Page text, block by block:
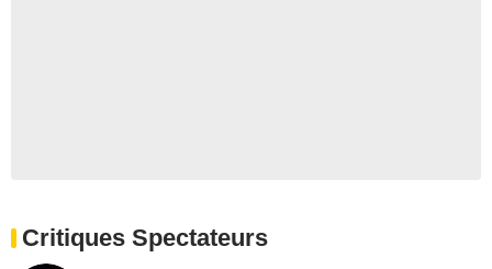
Critiques Spectateurs